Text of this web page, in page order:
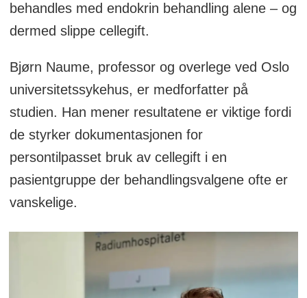
behandles med endokrin behandling alene – og
dermed slippe cellegift.
Bjørn Naume, professor og overlege ved Oslo
universitetssykehus, er medforfatter på
studien. Han mener resultatene er viktige fordi
de styrker dokumentasjonen for
persontilpasset bruk av cellegift i en
pasientgruppe der behandlingsvalgene ofte er
vanskelige.